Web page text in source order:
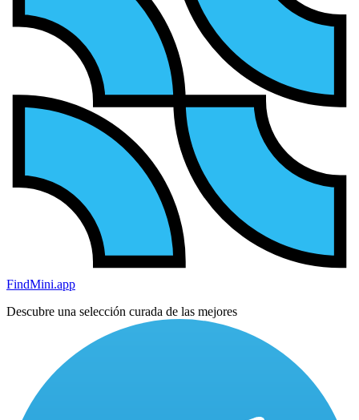
FindMini.app
Descubre una selección curada de las mejores